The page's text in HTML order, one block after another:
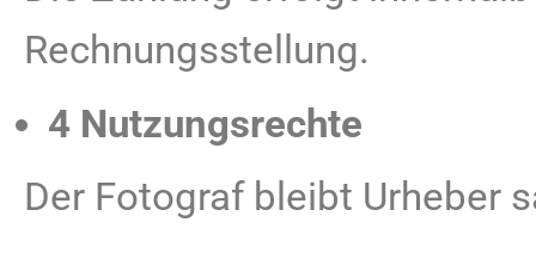
Rechnungsstellung.
4 Nutzungsrechte
Der Fotograf bleibt Urheber